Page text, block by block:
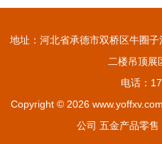
地址：河北省承德市双桥区牛圈
二楼吊顶展
电话：
Copyright © 2026 www.yoffxv.com
公司 五金产品零售